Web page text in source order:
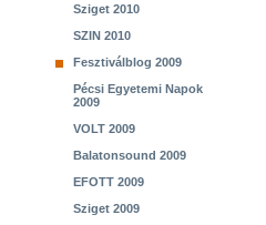
Sziget 2010
SZIN 2010
Fesztiválblog 2009
Pécsi Egyetemi Napok
2009
VOLT 2009
Balatonsound 2009
EFOTT 2009
Sziget 2009